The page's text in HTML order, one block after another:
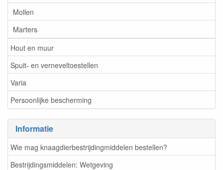
Mollen
Marters
Hout en muur
Spuit- en verneveltoestellen
Varia
Persoonlijke bescherming
Informatie
Wie mag knaagdierbestrijdingmiddelen bestellen?
Bestrijdingsmiddelen: Wetgeving